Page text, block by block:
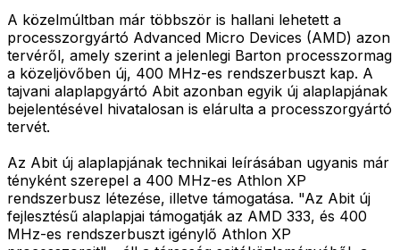
A közelmúltban már többször is hallani lehetett a
processzorgyártó Advanced Micro Devices (AMD) azon
tervéről, amely szerint a jelenlegi Barton processzormag
a közeljövőben új, 400 MHz-es rendszerbuszt kap. A
tajvani alaplapgyártó Abit azonban egyik új alaplapjának
bejelentésével hivatalosan is elárulta a processzorgyártó
tervét.
Az Abit új alaplapjának technikai leírásában ugyanis már
tényként szerepel a 400 MHz-es Athlon XP
rendszerbusz létezése, illetve támogatása. "Az Abit új
fejlesztésű alaplapjai támogatják az AMD 333, és 400
MHz-es rendszerbuszt igénylő Athlon XP